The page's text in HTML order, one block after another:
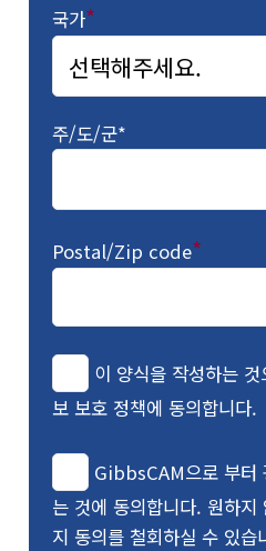
국가*
주/도/군*
Postal/Zip code*
이 양식을 작성하는
보 보호 정책에 동의합니다.
GibbsCAM으로 부터
는 것에 동의합니다. 원하지
지 동의를 철회하실 수 있습